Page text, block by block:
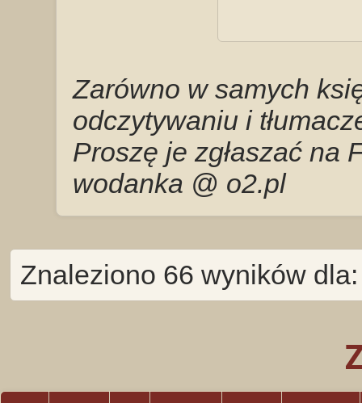
Zarówno w samych
odczytywaniu i
Proszę je zgłaszać na
wodanka @ o2.pl
Znaleziono 66 wyników